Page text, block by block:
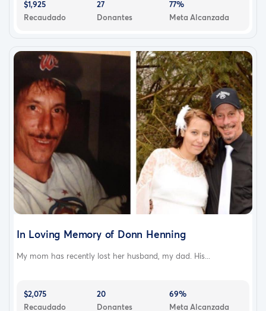
$1,925
Recaudado
27
Donantes
77%
Meta Alcanzada
In Loving Memory of Donn Henning
My mom has recently lost her husband, my dad. His...
$2,075
Recaudado
20
Donantes
69%
Meta Alcanzada